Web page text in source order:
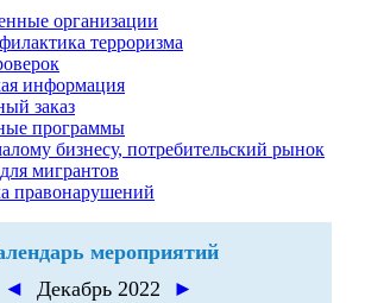
организации
терроризма
информация
заказ
программы
бизнесу, потребительский рынок
мигрантов
правонарушений
мероприятий
◄
Декабрь 2022 ►